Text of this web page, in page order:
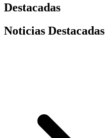
Destacadas
Noticias Destacadas